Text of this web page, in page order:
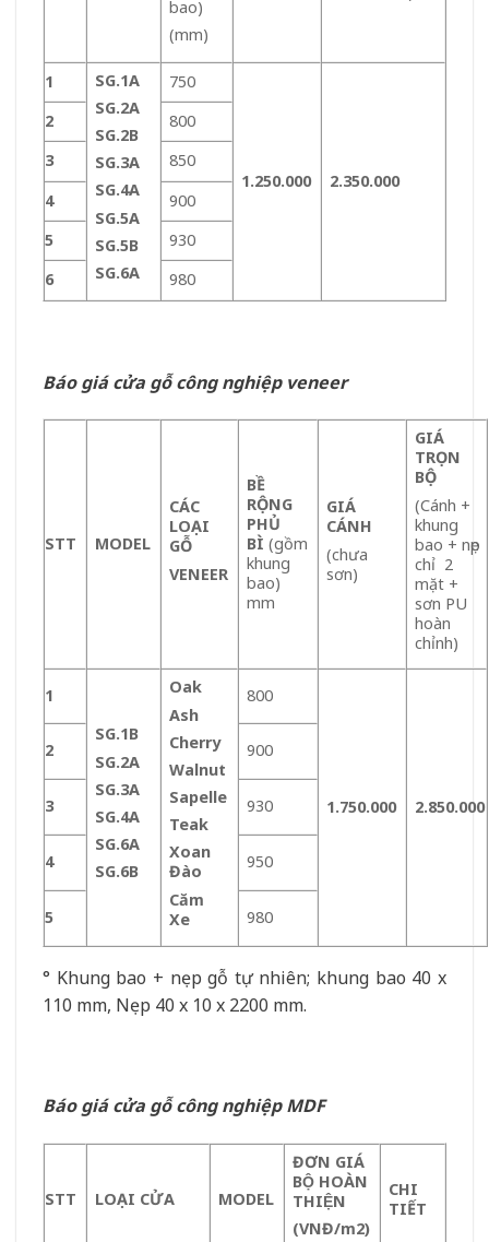
bao)
(mm)
1
SG.1A
SG.2A
SG.2B
SG.3A
SG.4A
SG.5A
SG.5B
SG.6A
750
1.250.000 2.350.000
2
800
3
850
4
900
5
930
6
980
Báo giá cửa gỗ công nghiệp veneer
STT MODEL
CÁC
LOẠI
GỖ
VENEER
BỀ
RỘNG
PHỦ
BÌ(gồm
khung
bao)
mm
GIÁ
CÁNH
(chưa
sơn)
GIÁ
TRỌN
BỘ
(Cánh +
khung
bao + nẹp
chỉ 2
mặt +
sơn PU
hoàn
chỉnh)
1
SG.1B
SG.2A
SG.3A
SG.4A
SG.6A
SG.6B
Oak
Ash
Cherry
Walnut
Sapelle
Teak
Xoan
Đào
Căm
Xe
800
1.750.000 2.850.000
2 900
3 930
4 950
5 980
° Khung bao + nẹp gỗ tự nhiên; khung bao 40 x
110 mm, Nẹp 40 x 10 x 2200 mm.
Báo giá cửa gỗ công nghiệp MDF
STT LOẠI CỬA MODEL
ĐƠN GIÁ
BỘ HOÀN
THIỆN
(VNĐ/m2)
CHI
TIẾT